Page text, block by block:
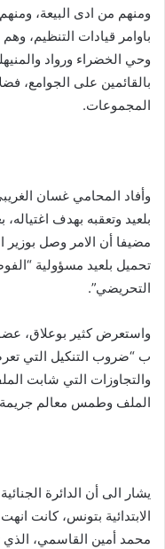
ومنهم من ادى البيعة،
باوامر قيادات
وحي الخضراء ورواد
بالقائمين على الجوامع،
المجموعات.
وأفاد المحامي غسان
بلعيد وتعقبه بهدف
مضيفا أن الامر وصل بوزير
تحميل بلعيد مسؤولية
التحريضي”.
واستعرض كثير بوعلاق،
ب “ضروب التنكيل التي
والتجاوزات التي شابت
الملف وطمس معالم جريمة
يشار الى أن الدائرة
الابتدائية بتونس، كانت
محمد أمين القاسمي،